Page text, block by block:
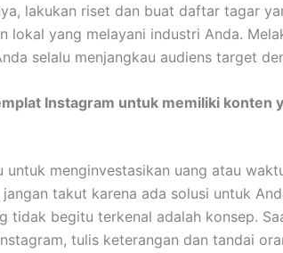
lakukan riset dan buat daftar tagar
lokal yang melayani industri Anda.
selalu menjangkau audiens target
Instagram untuk memiliki konten
untuk menginvestasikan uang atau
takut karena ada solusi untuk
tidak begitu terkenal adalah konsep.
tulis keterangan dan tandai